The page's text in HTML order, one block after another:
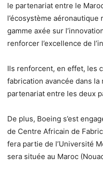
le partenariat entre le
l’écosystème aéronautique
gamme axée sur
renforcer l’excellence de
Ils renforcent, en effet, les
fabrication avancée dans
partenariat entre les deux
De plus, Boeing s’est
de Centre Africain de
fera partie de l’Université
sera située au Maroc